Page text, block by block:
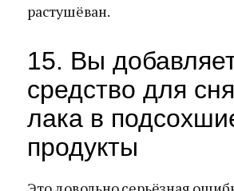
растушёван.
15. Вы
средство для
лака в
продукты